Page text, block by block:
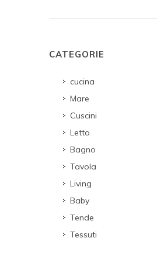
CATEGORIE
cucina
Mare
Cuscini
Letto
Bagno
Tavola
Living
Baby
Tende
Tessuti